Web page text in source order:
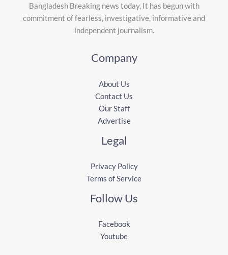
Bangladesh Breaking news today, It has begun with
commitment of fearless, investigative, informative and
independent journalism.
Company
About Us
Contact Us
Our Staff
Advertise
Legal
Privacy Policy
Terms of Service
Follow Us
Facebook
Youtube